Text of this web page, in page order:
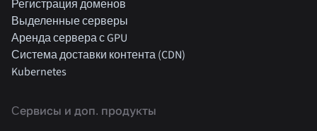
Регистрация доменов
Выделенные серверы
Аренда сервера с GPU
Система доставки контента (CDN)
Kubernetes
Cервисы и доп. продукты